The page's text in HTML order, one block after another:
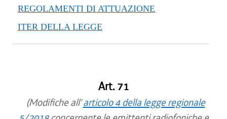
REGOLAMENTI DI ATTUAZIONE
ITER DELLA LEGGE
Art. 71
(Modifiche all'articolo 4 della legge regionale